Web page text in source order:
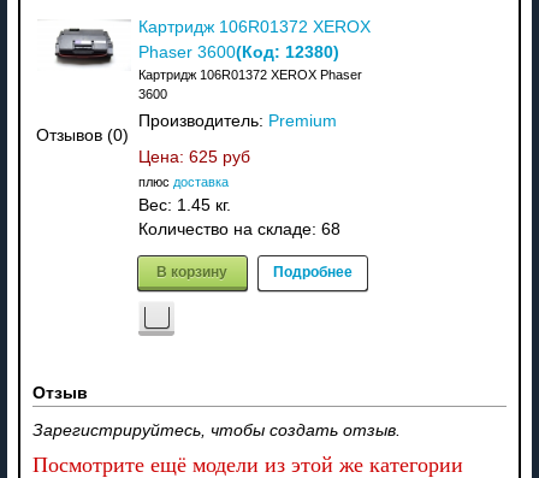
Отзывов (0)
Картридж 106R01372 XEROX
Phaser 3600(Код: 12380)
Картридж 106R01372 XEROX Phaser
3600
Производитель: Premium
Цена: 625 руб
плюс доставка
Вес: 1.45 кг.
Количество на складе: 68
В корзину Подробнее
Отзыв
Зарегистрируйтесь, чтобы создать отзыв.
Посмотрите ещё модели из этой же категории